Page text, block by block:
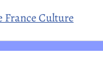
France Culture